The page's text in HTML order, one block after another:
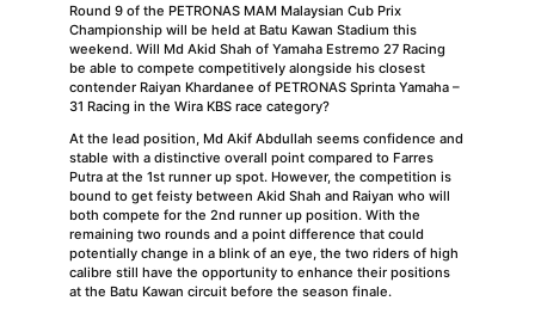
Round 9 of the PETRONAS MAM Malaysian Cub Prix
Championship will be held at Batu Kawan Stadium this
weekend. Will Md Akid Shah of Yamaha Estremo 27 Racing
be able to compete competitively alongside his closest
contender Raiyan Khardanee of PETRONAS Sprinta Yamaha –
31 Racing in the Wira KBS race category?
At the lead position, Md Akif Abdullah seems confidence and
stable with a distinctive overall point compared to Farres
Putra at the 1st runner up spot. However, the competition is
bound to get feisty between Akid Shah and Raiyan who will
both compete for the 2nd runner up position. With the
remaining two rounds and a point difference that could
potentially change in a blink of an eye, the two riders of high
calibre still have the opportunity to enhance their positions
at the Batu Kawan circuit before the season finale.